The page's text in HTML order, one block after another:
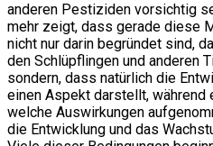
anderen Pestiziden vorsichtig
mehr zeigt, dass gerade diese
nicht nur darin begründet sind,
den Schlüpflingen und anderen
sondern, dass natürlich die
einen Aspekt darstellt, während
welche Auswirkungen
die Entwicklung und das